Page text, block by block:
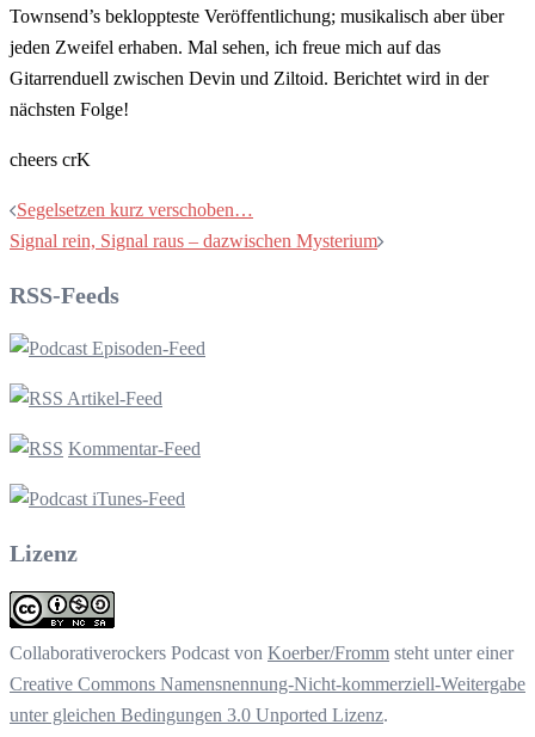
Townsend’s bekloppteste Veröffentlichung; musikalisch aber über
jeden Zweifel erhaben. Mal sehen, ich freue mich auf das
Gitarrenduell zwischen Devin und Ziltoid. Berichtet wird in der
nächsten Folge!
cheers crK
Beitragsnavigation
Segelsetzen kurz verschoben…
Signal rein, Signal raus – dazwischen Mysterium
RSS-Feeds
Episoden-Feed
Artikel-Feed
Kommentar-Feed
iTunes-Feed
Lizenz
Collaborativerockers Podcast von Koerber/Fromm steht unter einer
Creative Commons Namensnennung-Nicht-kommerziell-Weitergabe
unter gleichen Bedingungen 3.0 Unported Lizenz.